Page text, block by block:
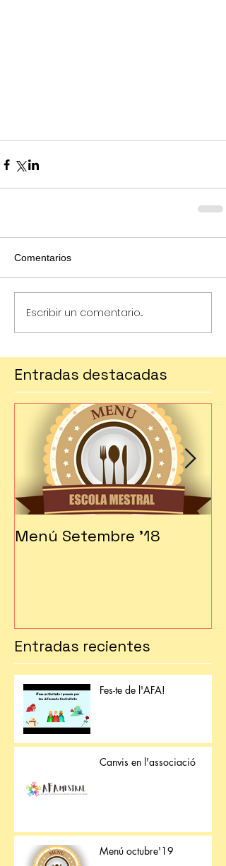
Comentarios
Escribir un comentario...
Entradas destacadas
Menú Setembre '18
Entradas recientes
Fes-te de l'AFA!
Canvis en l'associació
Menú octubre'19